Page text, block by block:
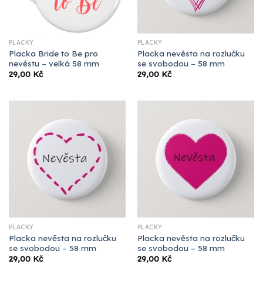
PLACKY
Placka Bride to Be pro
nevěstu – velká 58 mm
29,00 Kč
PLACKY
Placka nevěsta na rozlučku
se svobodou – 58 mm
29,00 Kč
PLACKY
Placka nevěsta na rozlučku
se svobodou – 58 mm
29,00 Kč
PLACKY
Placka nevěsta na rozlučku
se svobodou – 58 mm
29,00 Kč